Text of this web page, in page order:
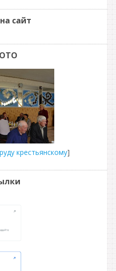
сайт
крестьянскому]